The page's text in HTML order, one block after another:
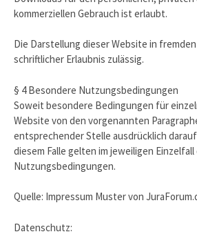
kommerziellen Gebrauch ist erlaubt.
Die Darstellung dieser Website in
schriftlicher Erlaubnis zulässig.
§ 4 Besondere Nutzungsbedingungen
Soweit besondere Bedingungen für
Website von den vorgenannten
entsprechender Stelle ausdrücklich
diesem Falle gelten im jeweiligen
Nutzungsbedingungen.
Quelle: Impressum Muster von
Datenschutz: